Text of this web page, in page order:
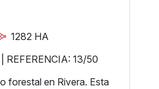
1282 HA
REFERENCIA: 13/50
forestal en Rivera. Esta